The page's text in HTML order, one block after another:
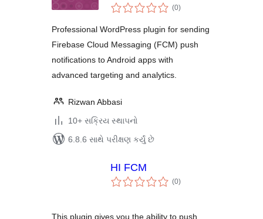
Firebase
(0કુલ
રેટિંગ્સ
)
Professional WordPress plugin for sending
Firebase Cloud Messaging (FCM) push
notifications to Android apps with
advanced targeting and analytics.
Rizwan Abbasi
10+ સક્રિય સ્થાપનો
6.8.6 સાથે પરીક્ષણ કર્યું છે
HI FCM
(0કુલ
રેટિંગ્સ
)
This plugin gives you the ability to push